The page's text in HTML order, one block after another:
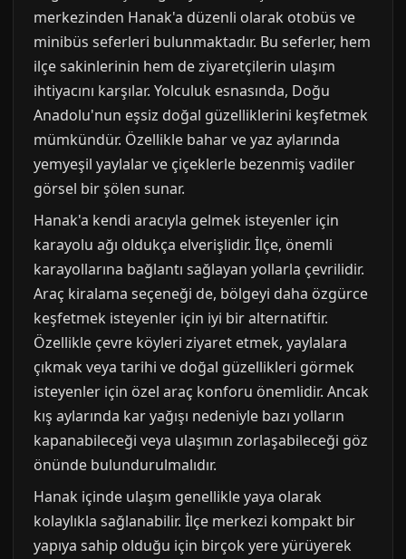
merkezinden Hanak'a düzenli olarak otobüs ve
minibüs seferleri bulunmaktadır. Bu seferler, hem
ilçe sakinlerinin hem de ziyaretçilerin ulaşım
ihtiyacını karşılar. Yolculuk esnasında, Doğu
Anadolu'nun eşsiz doğal güzelliklerini keşfetmek
mümkündür. Özellikle bahar ve yaz aylarında
yemyeşil yaylalar ve çiçeklerle bezenmiş vadiler
görsel bir şölen sunar.
Hanak'a kendi aracıyla gelmek isteyenler için
karayolu ağı oldukça elverişlidir. İlçe, önemli
karayollarına bağlantı sağlayan yollarla çevrilidir.
Araç kiralama seçeneği de, bölgeyi daha özgürce
keşfetmek isteyenler için iyi bir alternatiftir.
Özellikle çevre köyleri ziyaret etmek, yaylalara
çıkmak veya tarihi ve doğal güzellikleri görmek
isteyenler için özel araç konforu önemlidir. Ancak
kış aylarında kar yağışı nedeniyle bazı yolların
kapanabileceği veya ulaşımın zorlaşabileceği göz
önünde bulundurulmalıdır.
Hanak içinde ulaşım genellikle yaya olarak
kolaylıkla sağlanabilir. İlçe merkezi kompakt bir
yapıya sahip olduğu için birçok yere yürüyerek